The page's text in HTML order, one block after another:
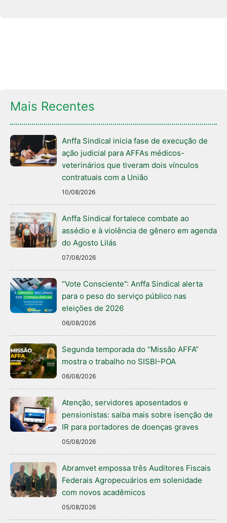
Mais Recentes
Anffa Sindical inicia fase de execução de
ação judicial para AFFAs médicos-
veterinários que tiveram dois vínculos
contratuais com a União
10/08/2026
Anffa Sindical fortalece combate ao
assédio e à violência de gênero em agenda
do Agosto Lilás
07/08/2026
“Vote Consciente”: Anffa Sindical alerta
para o peso do serviço público nas
eleições de 2026
06/08/2026
Segunda temporada do “Missão AFFA”
mostra o trabalho no SISBI-POA
06/08/2026
Atenção, servidores aposentados e
pensionistas: saiba mais sobre isenção de
IR para portadores de doenças graves
05/08/2026
Abramvet empossa três Auditores Fiscais
Federais Agropecuários em solenidade
com novos acadêmicos
05/08/2026